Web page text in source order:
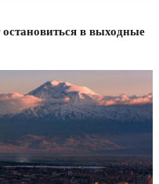
в выходные